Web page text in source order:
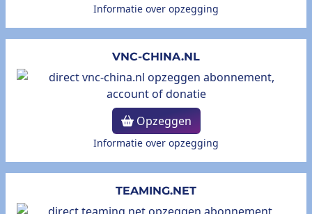
Informatie over opzegging
VNC-CHINA.NL
Opzeggen
Informatie over opzegging
TEAMING.NET